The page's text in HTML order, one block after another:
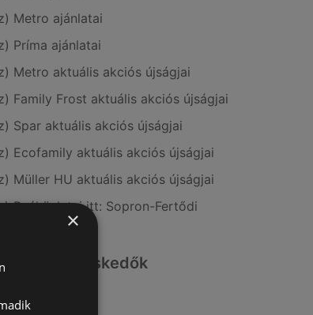
Metro ajánlatai
Príma ajánlatai
Metro aktuális akciós újságjai
Family Frost aktuális akciós újságjai
Spar aktuális akciós újságjai
Ecofamily aktuális akciós újságjai
Müller HU aktuális akciós újságjai
Reál üzletei itt: Sopron-Fertődi
kiskereskedők
ALDI ajánlatai
×